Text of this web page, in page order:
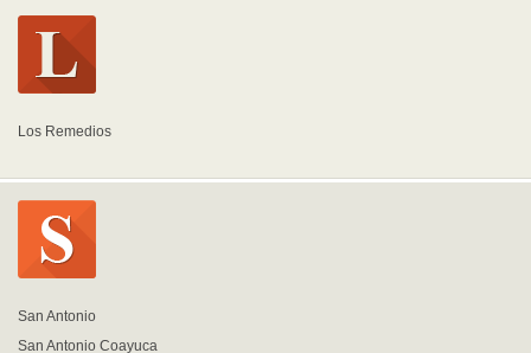
Los Remedios
San Antonio
San Antonio Coayuca